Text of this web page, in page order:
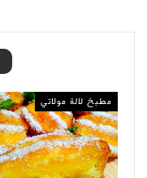
مطبخ لالة مولاتي